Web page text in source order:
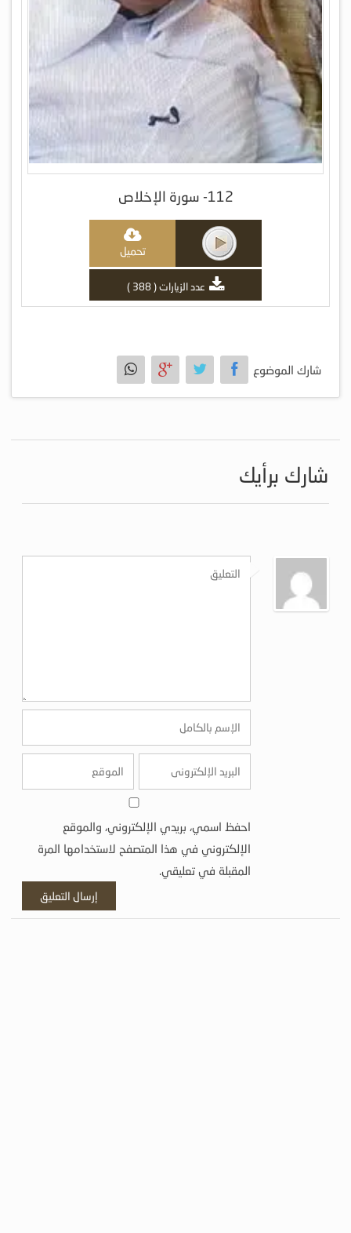
112- سورة الإخلاص
تحميل
عدد الزيارات ( 388 )
شارك الموضوع
شارك برأيك
احفظ اسمي، بريدي الإلكتروني، والموقع
الإلكتروني في هذا المتصفح لاستخدامها المرة
المقبلة في تعليقي.